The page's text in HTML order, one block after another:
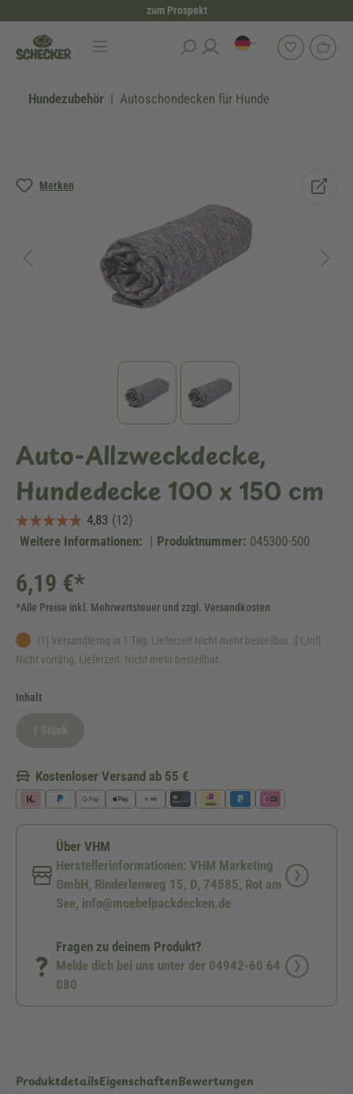
zum Prospekt
Hundezubehör Autoschondecken für Hunde
Merken
Bildergalerie überspringen
Auto-Allzweckdecke,
Hundedecke 100 x 150 cm
Weitere Informationen: | Produktnummer: 045300-500
6,19 €*
*Alle Preise inkl. Mehrwertsteuer und zzgl. Versandkosten
{1} Versandfertig in 1 Tag, Lieferzeit Nicht mehr bestellbar. |]1,Inf[
Nicht vorrätig, Lieferzeit: Nicht mehr bestellbar.
Inhaltauswählen
Kostenloser Versand ab 55 €
Über VHM
Herstellerinformationen: VHM Marketing
GmbH, Rinderlenweg 15, D, 74585, Rot am
See, info@moebelpackdecken.de
Fragen zu deinem Produkt?
Melde dich bei uns unter der 04942-60 64
080
ProduktdetailsEigenschaftenBewertungen